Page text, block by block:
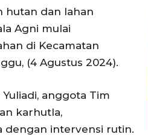
hutan dan lahan
Agni mulai
di Kecamatan
(4 Agustus 2024).
anggota Tim
karhutla,
dengan intervensi rutin.